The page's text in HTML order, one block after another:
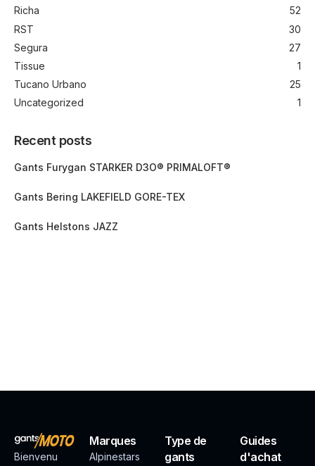
Richa
52
RST
30
Segura
27
Tissue
1
Tucano Urbano
25
Uncategorized
1
Recent posts
Gants Furygan STARKER D3O® PRIMALOFT®
Gants Bering LAKEFIELD GORE-TEX
Gants Helstons JAZZ
Bienvenu
Marques
Alpinestars
Type de
gants
Guides
d'achat